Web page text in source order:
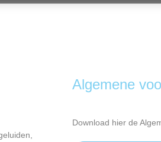
Algemene
Download hier de